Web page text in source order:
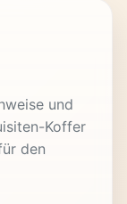
und
Koffer
den